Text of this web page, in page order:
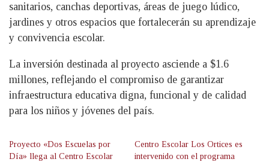
sanitarios, canchas deportivas, áreas de juego lúdico,
jardines y otros espacios que fortalecerán su aprendizaje
y convivencia escolar.
La inversión destinada al proyecto asciende a $1.6
millones, reflejando el compromiso de garantizar
infraestructura educativa digna, funcional y de calidad
para los niños y jóvenes del país.
Proyecto «Dos Escuelas por
Día» llega al Centro Escolar
Centro Escolar Los Ortices es
intervenido con el programa